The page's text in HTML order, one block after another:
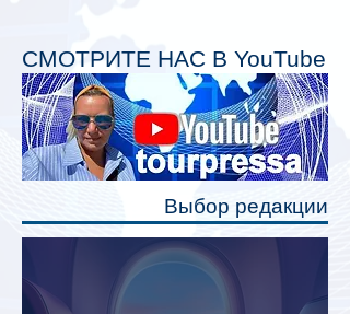
планируется начать в 2027 году.
Одним из главных нововведений
станут индивидуальные шторки у
каждого спального места. Они
позволят пассажирам закрыть свою
полку во время сна или отдыха,
СМОТРИТЕ НАС В YouTube
Выбор редакции